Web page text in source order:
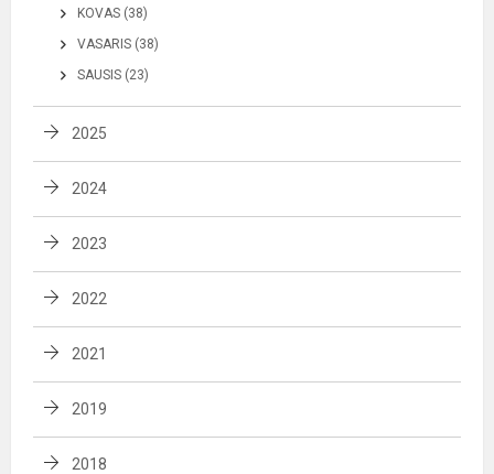
KOVAS (38)
VASARIS (38)
SAUSIS (23)
2025
2024
2023
2022
2021
2019
2018